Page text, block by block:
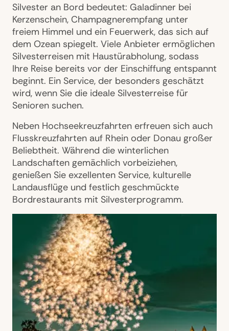
Silvester an Bord bedeutet: Galadinner bei
Kerzenschein, Champagnerempfang unter
freiem Himmel und ein Feuerwerk, das sich auf
dem Ozean spiegelt. Viele Anbieter ermöglichen
Silvesterreisen mit Haustürabholung, sodass
Ihre Reise bereits vor der Einschiffung entspannt
beginnt. Ein Service, der besonders geschätzt
wird, wenn Sie die ideale Silvesterreise für
Senioren suchen.
Neben Hochseekreuzfahrten erfreuen sich auch
Flusskreuzfahrten auf Rhein oder Donau großer
Beliebtheit. Während die winterlichen
Landschaften gemächlich vorbeiziehen,
genießen Sie exzellenten Service, kulturelle
Landausflüge und festlich geschmückte
Bordrestaurants mit Silvesterprogramm.